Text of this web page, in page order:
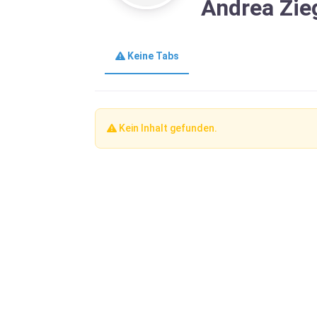
Andrea
Keine Tabs
Kein Inhalt gefunden.